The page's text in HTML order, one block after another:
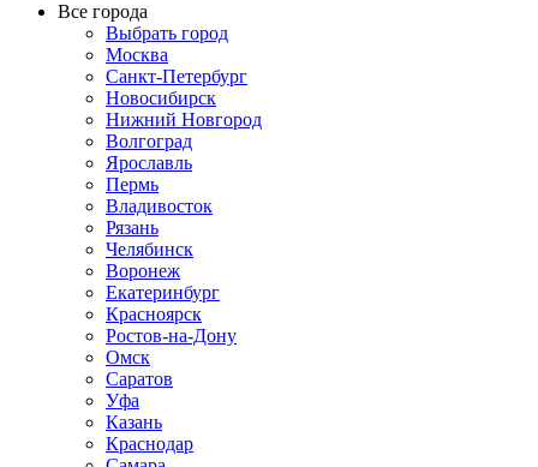
Все города
Выбрать город
Москва
Санкт-Петербург
Новосибирск
Нижний Новгород
Волгоград
Ярославль
Пермь
Владивосток
Рязань
Челябинск
Воронеж
Екатеринбург
Красноярск
Ростов-на-Дону
Омск
Саратов
Уфа
Казань
Краснодар